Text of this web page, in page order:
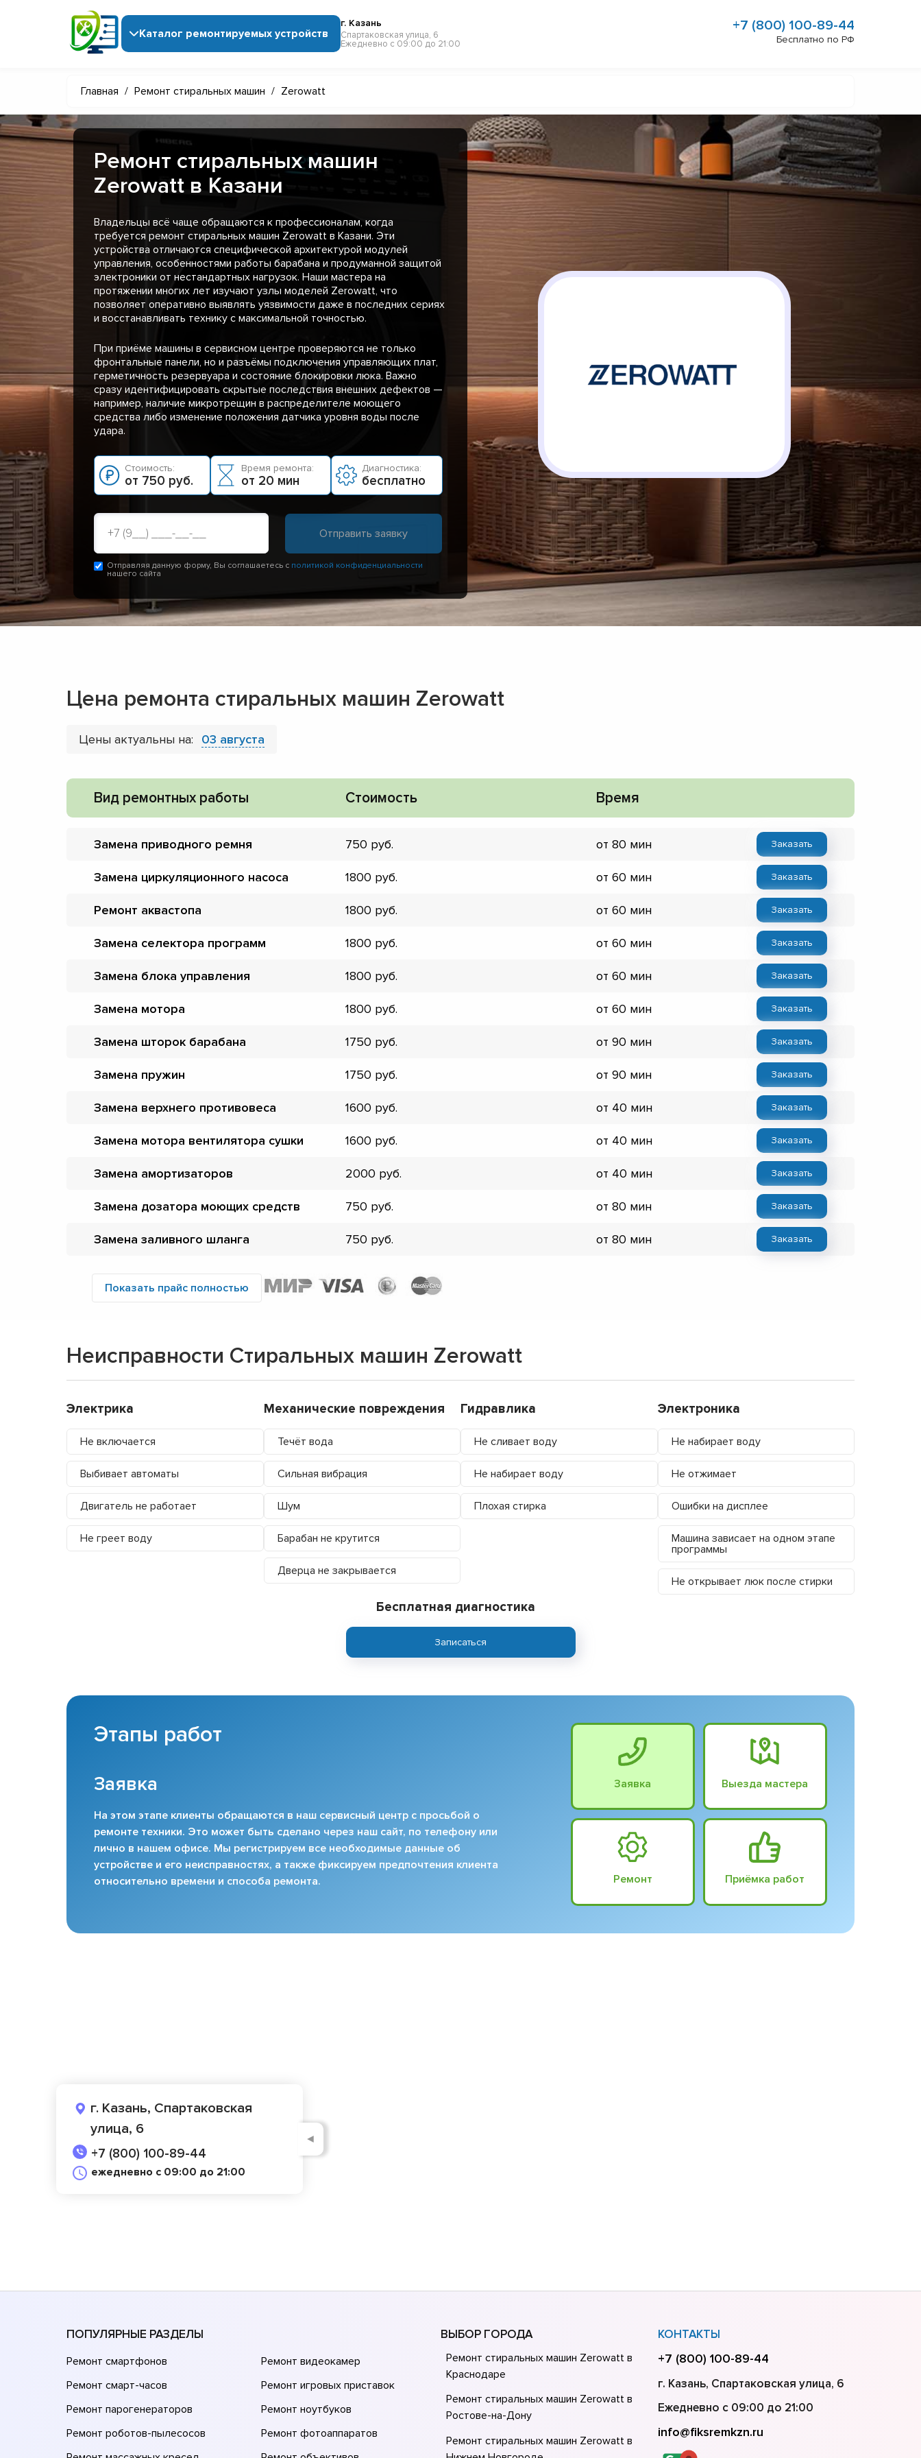
Каталог ремонтируемых устройств
г. Казань
Спартаковская улица, 6
Ежедневно с 09:00 до 21:00
+7 (800) 100-89-44
Бесплатно по РФ
Главная / Ремонт стиральных машин / Zerowatt
Ремонт стиральных машин
Zerowatt в Казани
Владельцы всё чаще обращаются к профессионалам, когда
требуется ремонт стиральных машин Zerowatt в Казани. Эти
устройства отличаются специфической архитектурой модулей
управления, особенностями работы барабана и продуманной защитой
электроники от нестандартных нагрузок. Наши мастера на
протяжении многих лет изучают узлы моделей Zerowatt, что
позволяет оперативно выявлять уязвимости даже в последних сериях
и восстанавливать технику с максимальной точностью.
При приёме машины в сервисном центре проверяются не только
фронтальные панели, но и разъёмы подключения управляющих плат,
герметичность резервуара и состояние блокировки люка. Важно
сразу идентифицировать скрытые последствия внешних дефектов —
например, наличие микротрещин в распределителе моющего
средства либо изменение положения датчика уровня воды после
удара.
Стоимость:
от 750 руб.
Время ремонта:
от 20 мин
Диагностика:
бесплатно
Отправляя данную форму, Вы соглашаетесь с политикой конфиденциальности
нашего сайта
Цена ремонта стиральных машин Zerowatt
Цены актуальны на: 03 августа
Вид ремонтных работы Стоимость Время
Замена приводного ремня 750 от 80 мин Заказать
Замена циркуляционного насоса 1800 от 60 мин Заказать
Ремонт аквастопа 1800 от 60 мин Заказать
Замена селектора программ 1800 от 60 мин Заказать
Замена блока управления 1800 от 60 мин Заказать
Замена мотора 1800 от 60 мин Заказать
Замена шторок барабана 1750 от 90 мин Заказать
Замена пружин 1750 от 90 мин Заказать
Замена верхнего противовеса 1600 от 40 мин Заказать
Замена мотора вентилятора сушки 1600 от 40 мин Заказать
Замена амортизаторов 2000 от 40 мин Заказать
Замена дозатора моющих средств 750 от 80 мин Заказать
Замена заливного шланга 750 от 80 мин Заказать
Показать прайс полностью
Неисправности Стиральных машин Zerowatt
Электрика
Не включается
Выбивает автоматы
Двигатель не работает
Не греет воду
Механические повреждения
Течёт вода
Сильная вибрация
Шум
Барабан не крутится
Дверца не закрывается
Гидравлика
Не сливает воду
Не набирает воду
Плохая стирка
Электроника
Не набирает воду
Не отжимает
Ошибки на дисплее
Машина зависает на одном этапе
программы
Не открывает люк после стирки
Бесплатная диагностика
Записаться
Этапы работ
Заявка
На этом этапе клиенты обращаются в наш сервисный центр с просьбой о
ремонте техники. Это может быть сделано через наш сайт, по телефону или
лично в нашем офисе. Мы регистрируем все необходимые данные об
устройстве и его неисправностях, а также фиксируем предпочтения клиента
относительно времени и способа ремонта.
Заявка Выезда мастера
Ремонт Приёмка работ
г. Казань, Спартаковская
улица, 6
+7 (800) 100-89-44
ежедневно с 09:00 до 21:00
◄
ПОПУЛЯРНЫЕ РАЗДЕЛЫ
Ремонт смартфонов
Ремонт смарт-часов
Ремонт парогенераторов
Ремонт роботов-пылесосов
Ремонт видеокамер
Ремонт игровых приставок
Ремонт ноутбуков
Ремонт фотоаппаратов
ВЫБОР ГОРОДА
Ремонт стиральных машин Zerowatt в
Краснодаре
Ремонт стиральных машин Zerowatt в
Ростове-на-Донy
Ремонт стиральных машин Zerowatt в
КОНТАКТЫ
+7 (800) 100-89-44
г. Казань, Спартаковская улица, 6
Ежедневно с 09:00 до 21:00
info@fiksremkzn.ru